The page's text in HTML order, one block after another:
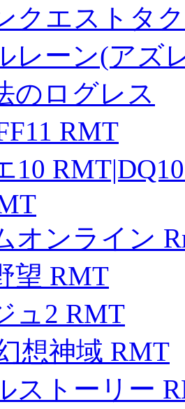
クエストタ
レーン(アズ
のログレス
RMT
10
オンライン
望 RMT
ュ2 RMT
想神域 RMT
ストーリー